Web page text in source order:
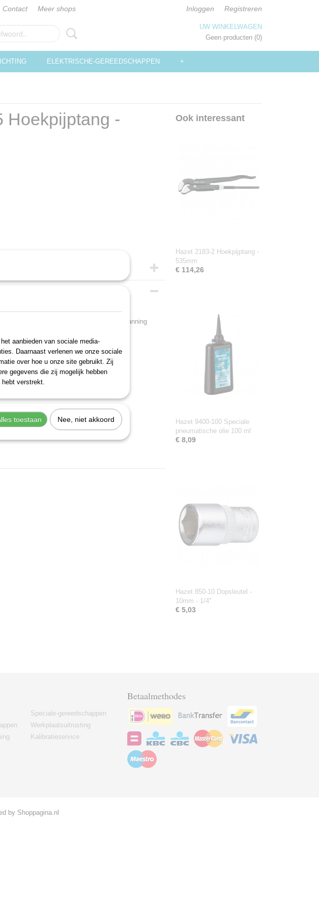
Contact Meer shops Inloggen Registreren
UW WINKELWAGEN
Geen producten (0)
ELEKTRISCHE-GEREEDSCHAPPEN +
Hoekpijptang -
2183-1.5
ook bij gladde buizen door 3-punts opspanning
mm = 2?
Ook interessant
Hazet 2183-2 Hoekpijptang -
535mm
€ 114,26
Hazet 9400-100 Speciale
pneumatische olie 100 ml
€ 8,09
Hazet 850-10 Dopsleutel -
10mm - 1/4''
€ 5,03
Speciale-gereedschappen
Werkplaatsuitrusting
Kalibratieservice
Betaalmethodes
by Shoppagina.nl
aanbieden van sociale media-
Daarnaast verlenen we onze sociale
over hoe u onze site gebruikt. Zij
gegevens die zij mogelijk hebben
hebt verstrekt.
toestaan Nee, niet akkoord